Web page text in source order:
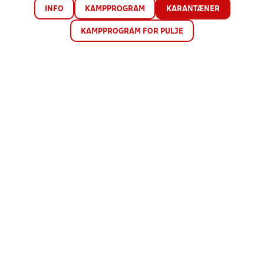
INFO KAMPPROGRAM KARANTÆNER
KAMPPROGRAM FOR PULJE